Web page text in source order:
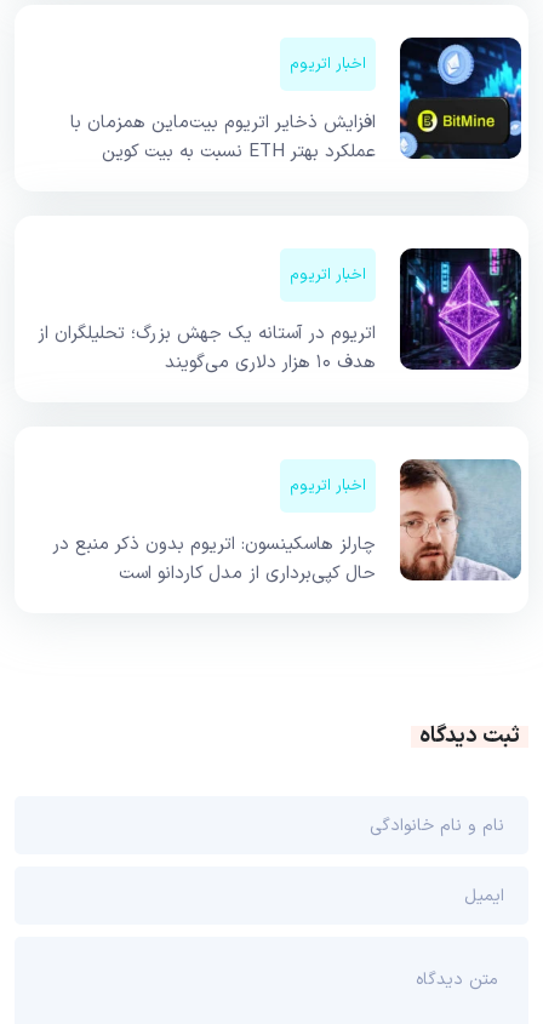
اخبار اتریوم
افزایش ذخایر اتریوم بیت‌ماین همزمان با
عملکرد بهتر ETH نسبت به بیت کوین
اخبار اتریوم
اتریوم در آستانه یک جهش بزرگ؛ تحلیلگران از
هدف ۱۰ هزار دلاری می‌گویند
اخبار اتریوم
چارلز هاسکینسون: اتریوم بدون ذکر منبع در
حال کپی‌برداری از مدل کاردانو است
ثبت دیدگاه